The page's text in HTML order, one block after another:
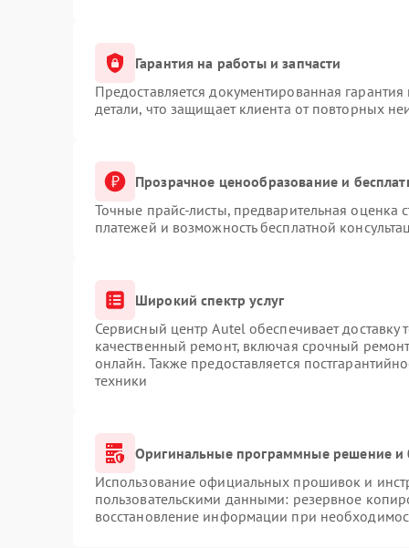
Гарантия на работы и запчасти
Предоставляется документированная
детали, что защищает клиента от повторных
Прозрачное ценообразование и
Точные прайс-листы, предварительная оценка
платежей и возможность бесплатной
Широкий спектр услуг
Сервисный центр Autel обеспечивает
качественный ремонт, включая срочный
онлайн. Также предоставляется
техники
Оригинальные программные решение и
Использование официальных прошивок и
пользовательскими данными: резервное
восстановление информации при